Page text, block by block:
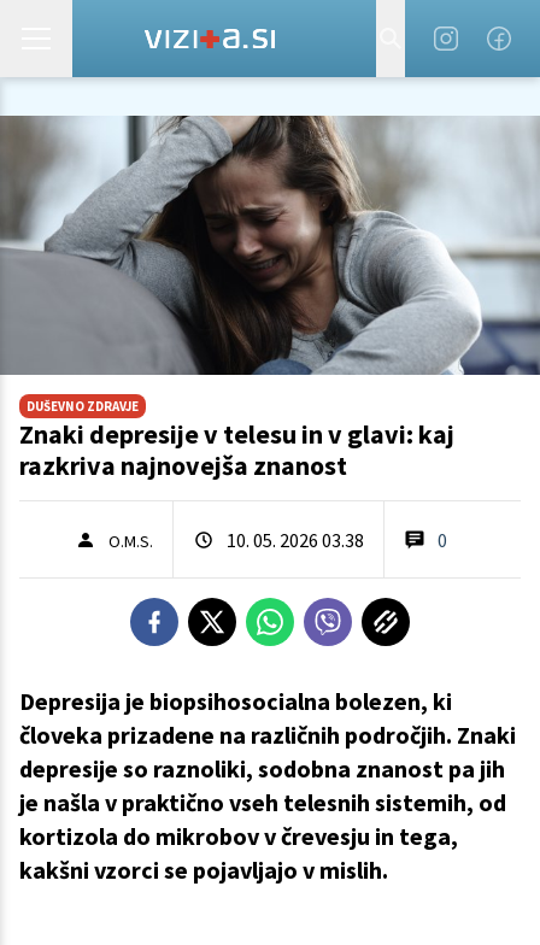
DUŠEVNO ZDRAVJE
Znaki depresije v telesu in v glavi: kaj
razkriva najnovejša znanost
O.M.S. 10. 05. 2026 03.38 0
Depresija je biopsihosocialna bolezen, ki
človeka prizadene na različnih področjih. Znaki
depresije so raznoliki, sodobna znanost pa jih
je našla v praktično vseh telesnih sistemih, od
kortizola do mikrobov v črevesju in tega,
kakšni vzorci se pojavljajo v mislih.